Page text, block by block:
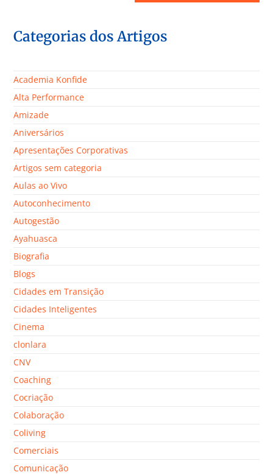
Categorias dos Artigos
Academia Konfide
Alta Performance
Amizade
Aniversários
Apresentações Corporativas
Artigos sem categoria
Aulas ao Vivo
Autoconhecimento
Autogestão
Ayahuasca
Biografia
Blogs
Cidades em Transição
Cidades Inteligentes
Cinema
clonlara
CNV
Coaching
Cocriação
Colaboração
Coliving
Comerciais
Comunicação